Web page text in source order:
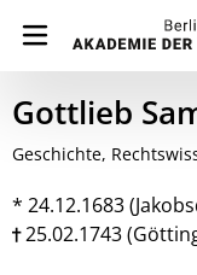
Gottlieb
Geschichte,
* 24.12.1683
25.02.1743